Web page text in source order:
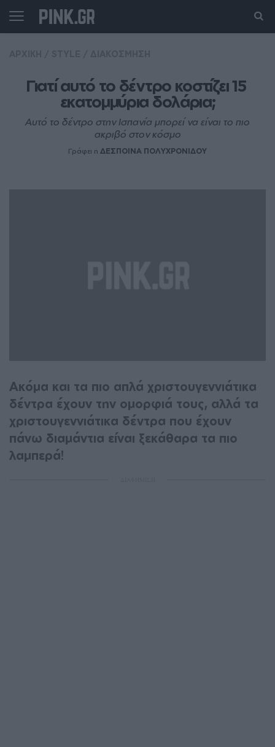
Γιατί αυτό το δέντρο κοστίζει 15
εκατομμύρια δολάρια;
Αυτό το δέντρο στην Ισπανία μπορεί να είναι το πιο
ακριβό στον κόσμο
Γράφει η ΔΕΣΠΟΙΝΑ ΠΟΛΥΧΡΟΝΙΔΟΥ
Ακόμα και τα πιο απλά χριστουγεννιάτικα
δέντρα έχουν την ομορφιά τους, αλλά τα
χριστουγεννιάτικα δέντρα που έχουν
πάνω διαμάντια είναι ξεκάθαρα τα πιο
λαμπερά!